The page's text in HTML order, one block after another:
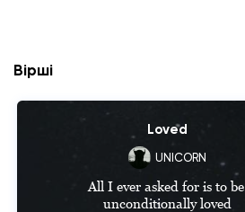
Вірші
Loved
UNICORN
All I ever asked for is to be
unconditionally loved